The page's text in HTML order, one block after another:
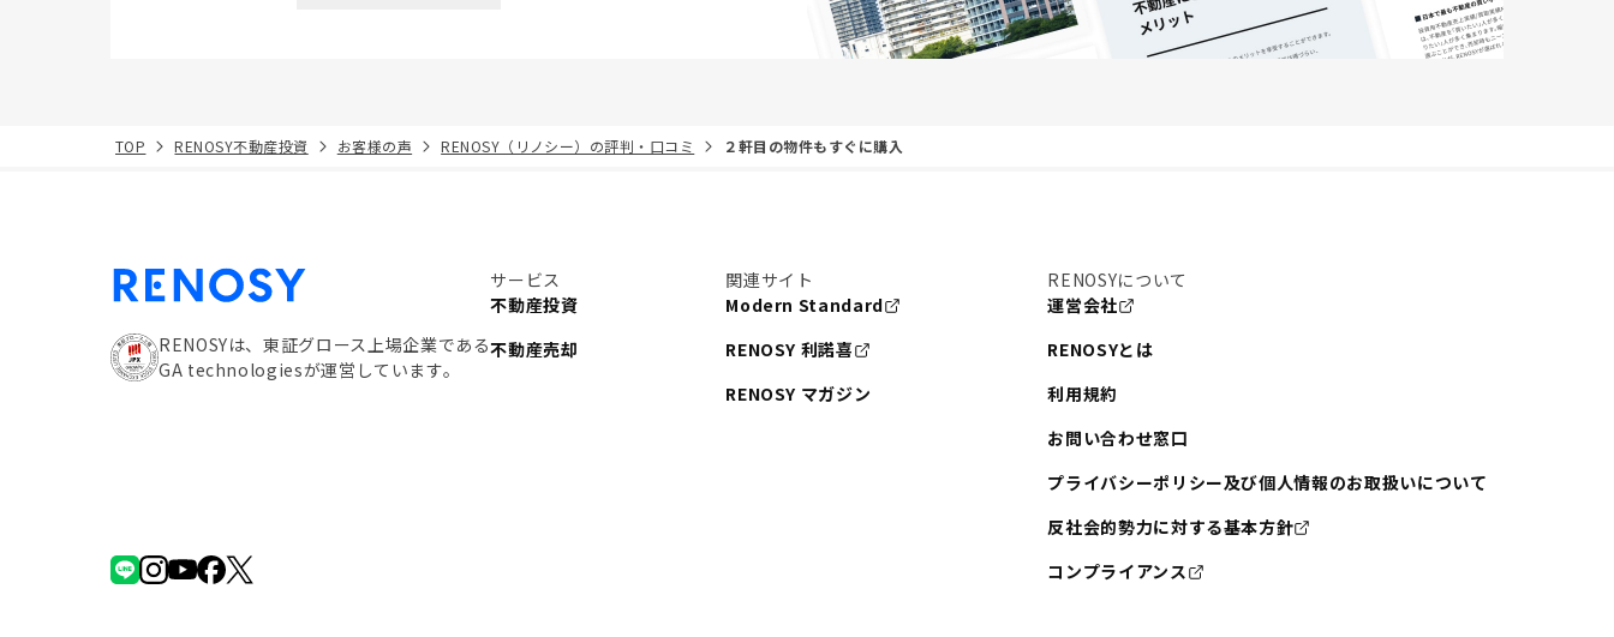
TOP RENOSY不動産投資 お客様の声 RENOSY（リノシー）の評判・口コミ ２軒目の物件もすぐに購入
RENOSYは、東証グロース上場企業である
GA technologiesが運営しています。
サービス
不動産投資
不動産売却
関連サイト
Modern Standard
RENOSY 利諾喜
RENOSY マガジン
RENOSYについて
運営会社
RENOSYとは
利用規約
お問い合わせ窓口
プライバシーポリシー及び個人情報のお取扱いについて
反社会的勢力に対する基本方針
コンプライアンス